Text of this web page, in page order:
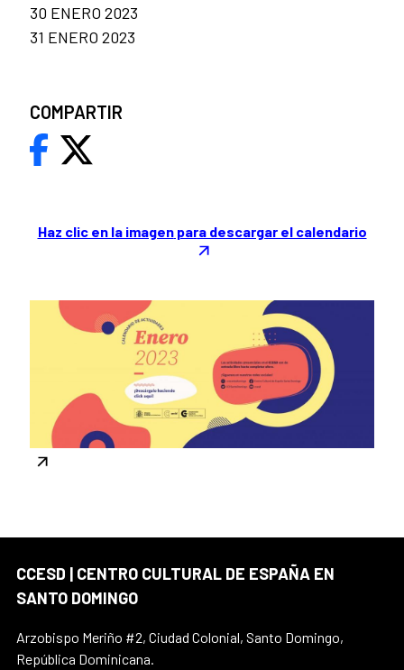
Haz clic en la imagenpara descargar el calendario
30 ENERO 2023
31 ENERO 2023
COMPARTIR
CCESD | CENTRO CULTURAL DE ESPAÑA EN
SANTO DOMINGO
Arzobispo Meriño #2, Ciudad Colonial, Santo Domingo,
República Dominicana.